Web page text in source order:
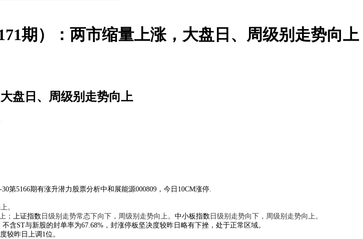
期）：两市缩量上涨，大盘日、周级别走势向上
盘日、周级别走势向上
第5166期有涨升潜力股票分析中和展能源000809，今日10CM涨停.
。
； 上证指数 日级别走势常态下向下，周级别走势向上。 中小板指数 日级别走势向下，周级别走势向上。
含ST与新股的封单率为67.68%，封涨停板坚决度较昨日略有下挫，处于正常区域。
较昨日上调1位。